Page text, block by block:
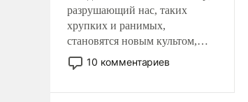
разрушающий нас, таких
хрупких и ранимых,
становятся новым культом,
постепенно вытесняя и
отменяя традиционное
10 комментариев